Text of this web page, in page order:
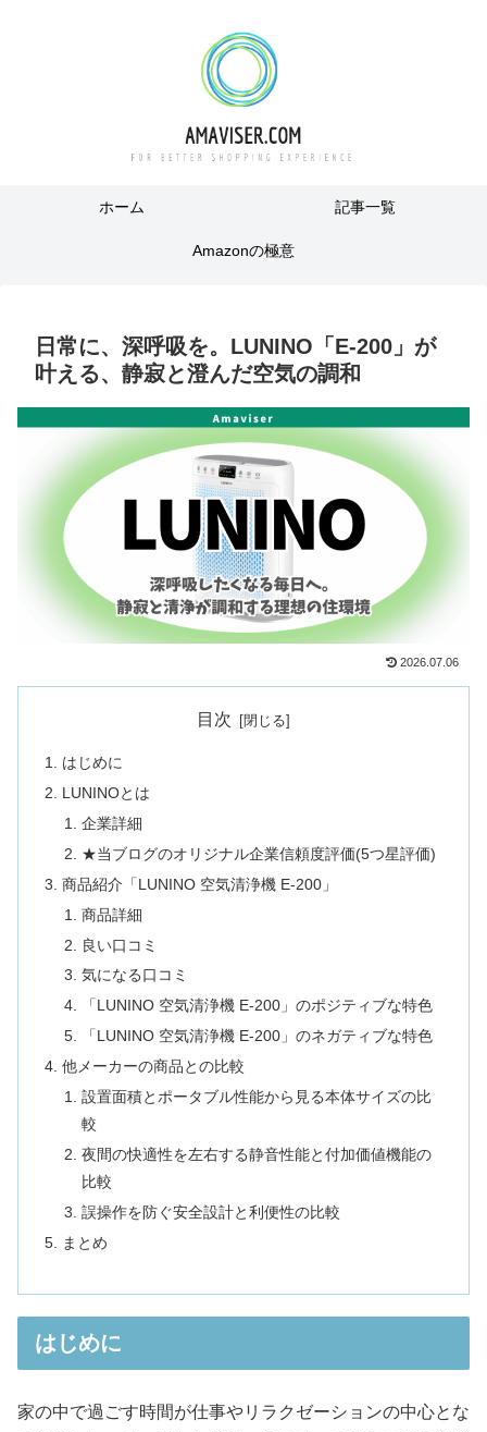
ホーム 記事一覧
Amazonの極意
日常に、深呼吸を。LUNINO「E-200」が
叶える、静寂と澄んだ空気の調和
2026.07.06
目次
はじめに
LUNINOとは
企業詳細
★当ブログのオリジナル企業信頼度評価(5つ星評価)
商品紹介「LUNINO 空気清浄機 E-200」
商品詳細
良い口コミ
気になる口コミ
「LUNINO 空気清浄機 E-200」のポジティブな特色
「LUNINO 空気清浄機 E-200」のネガティブな特色
他メーカーの商品との比較
設置面積とポータブル性能から見る本体サイズの比
較
夜間の快適性を左右する静音性能と付加価値機能の
比較
誤操作を防ぐ安全設計と利便性の比較
まとめ
はじめに
家の中で過ごす時間が仕事やリラクゼーションの中心とな